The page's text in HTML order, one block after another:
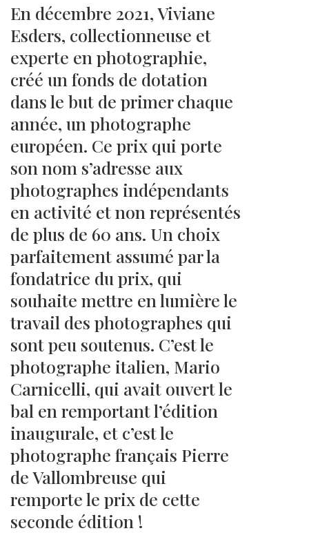
En décembre 2021, Viviane
Esders, collectionneuse et
experte en photographie,
créé un fonds de dotation
dans le but de primer chaque
année, un photographe
européen. Ce prix qui porte
son nom s’adresse aux
photographes indépendants
en activité et non représentés
de plus de 60 ans. Un choix
parfaitement assumé par la
fondatrice du prix, qui
souhaite mettre en lumière le
travail des photographes qui
sont peu soutenus. C’est le
photographe italien, Mario
Carnicelli, qui avait ouvert le
bal en remportant l’édition
inaugurale, et c’est le
photographe français Pierre
de Vallombreuse qui
remporte le prix de cette
seconde édition !